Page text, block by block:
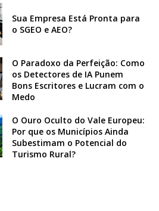
Sua Empresa Está Pronta para
o SGEO e AEO?
O Paradoxo da Perfeição: Como
os Detectores de IA Punem
Bons Escritores e Lucram com o
Medo
O Ouro Oculto do Vale Europeu:
Por que os Municípios Ainda
Subestimam o Potencial do
Turismo Rural?